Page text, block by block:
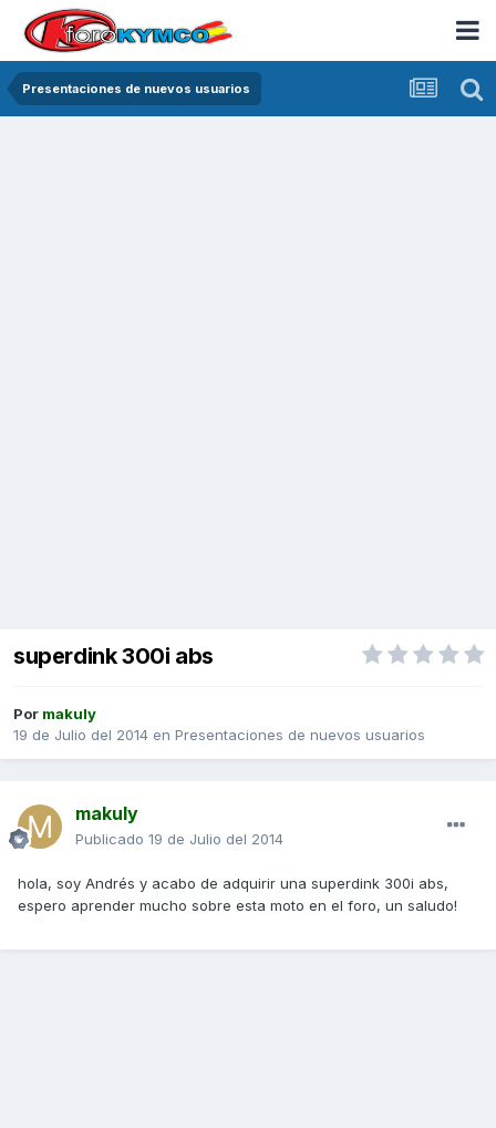
Presentaciones de nuevos usuarios
superdink 300i abs
Por makuly
19 de Julio del 2014 en Presentaciones de nuevos usuarios
makuly
Publicado 19 de Julio del 2014
hola, soy Andrés y acabo de adquirir una superdink 300i abs,
espero aprender mucho sobre esta moto en el foro, un saludo!